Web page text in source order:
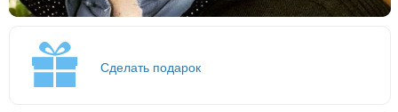
Сделать подарок